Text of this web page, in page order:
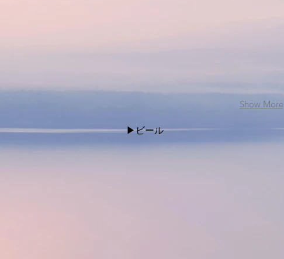
Show More
▶︎​ビール